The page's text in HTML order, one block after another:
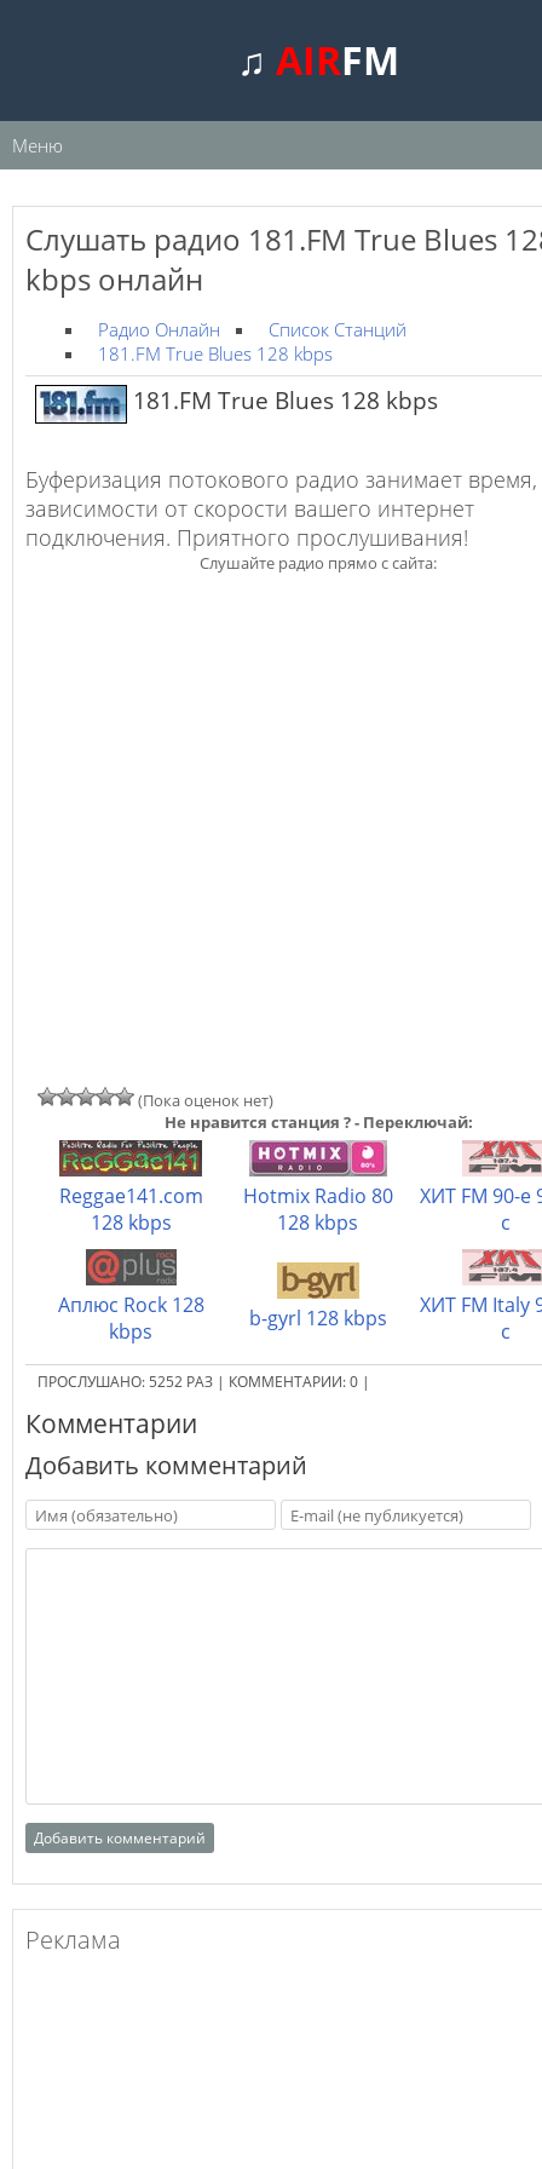
♫AIRFM
Меню
Слушать радио 181.FM True Blues
kbps онлайн
Радио Онлайн
Список Станций
181.FM True Blues 128 kbps
181.FM True Blues 128 kbps
Буферизация потокового радио занимает время,
зависимости от скорости вашего интернет
подключения. Приятного прослушивания!
Слушайте радио прямо с сайта:
(Пока оценок нет)
Не нравится станция ? - Переключай:
Reggae141.com
128 kbps
Hotmix Radio 80
128 kbps
ХИТ FM 90-e
с
Аплюс Rock 128
kbps
b-gyrl 128 kbps
ХИТ FM Italy
с
ПРОСЛУШАНО: 5252 РАЗ | КОММЕНТАРИИ:0 |
Комментарии
Добавить комментарий
Реклама